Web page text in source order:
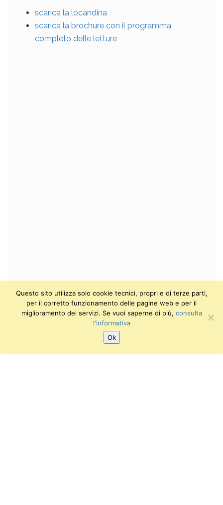
scarica la locandina
scarica la brochure con il programma
completo delle letture
Questo sito utilizza solo cookie tecnici, propri e di terze parti,
per il corretto funzionamento delle pagine web e per il
miglioramento dei servizi. Se vuoi saperne di più, consulta
l'informativa
Ok